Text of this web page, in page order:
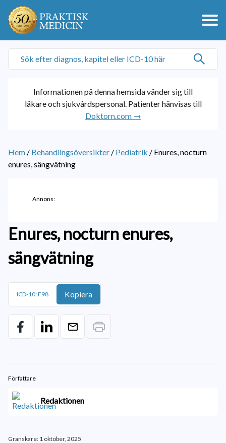
Informationen på denna hemsida vänder sig till
läkare och sjukvårdspersonal. Patienter hänvisas till
Doktorn.com →
Hem / Behandlingsöversikter / Pediatrik / Enures, nocturn
enures, sängvätning
Annons:
Enures, nocturn enures,
sängvätning
ICD-10: F98 Kopiera
Författare
Redaktionen
Granskare: 1 oktober, 2025